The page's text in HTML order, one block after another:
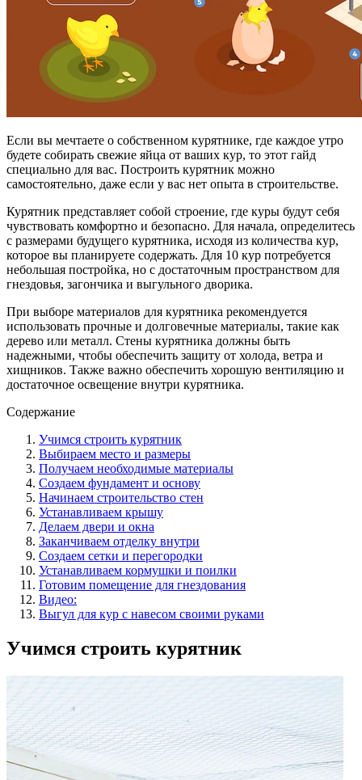
Если вы мечтаете о собственном курятнике, где каждое утро
будете собирать свежие яйца от ваших кур, то этот гайд
специально для вас. Построить курятник можно
самостоятельно, даже если у вас нет опыта в строительстве.
Курятник представляет собой строение, где куры будут себя
чувствовать комфортно и безопасно. Для начала, определитесь
с размерами будущего курятника, исходя из количества кур,
которое вы планируете содержать. Для 10 кур потребуется
небольшая постройка, но с достаточным пространством для
гнездовья, загончика и выгульного дворика.
При выборе материалов для курятника рекомендуется
использовать прочные и долговечные материалы, такие как
дерево или металл. Стены курятника должны быть
надежными, чтобы обеспечить защиту от холода, ветра и
хищников. Также важно обеспечить хорошую вентиляцию и
достаточное освещение внутри курятника.
Содержание
Учимся строить курятник
Выбираем место и размеры
Получаем необходимые материалы
Создаем фундамент и основу
Начинаем строительство стен
Устанавливаем крышу
Делаем двери и окна
Заканчиваем отделку внутри
Создаем сетки и перегородки
Устанавливаем кормушки и поилки
Готовим помещение для гнездования
Видео:
Выгул для кур с навесом своими руками
Учимся строить курятник